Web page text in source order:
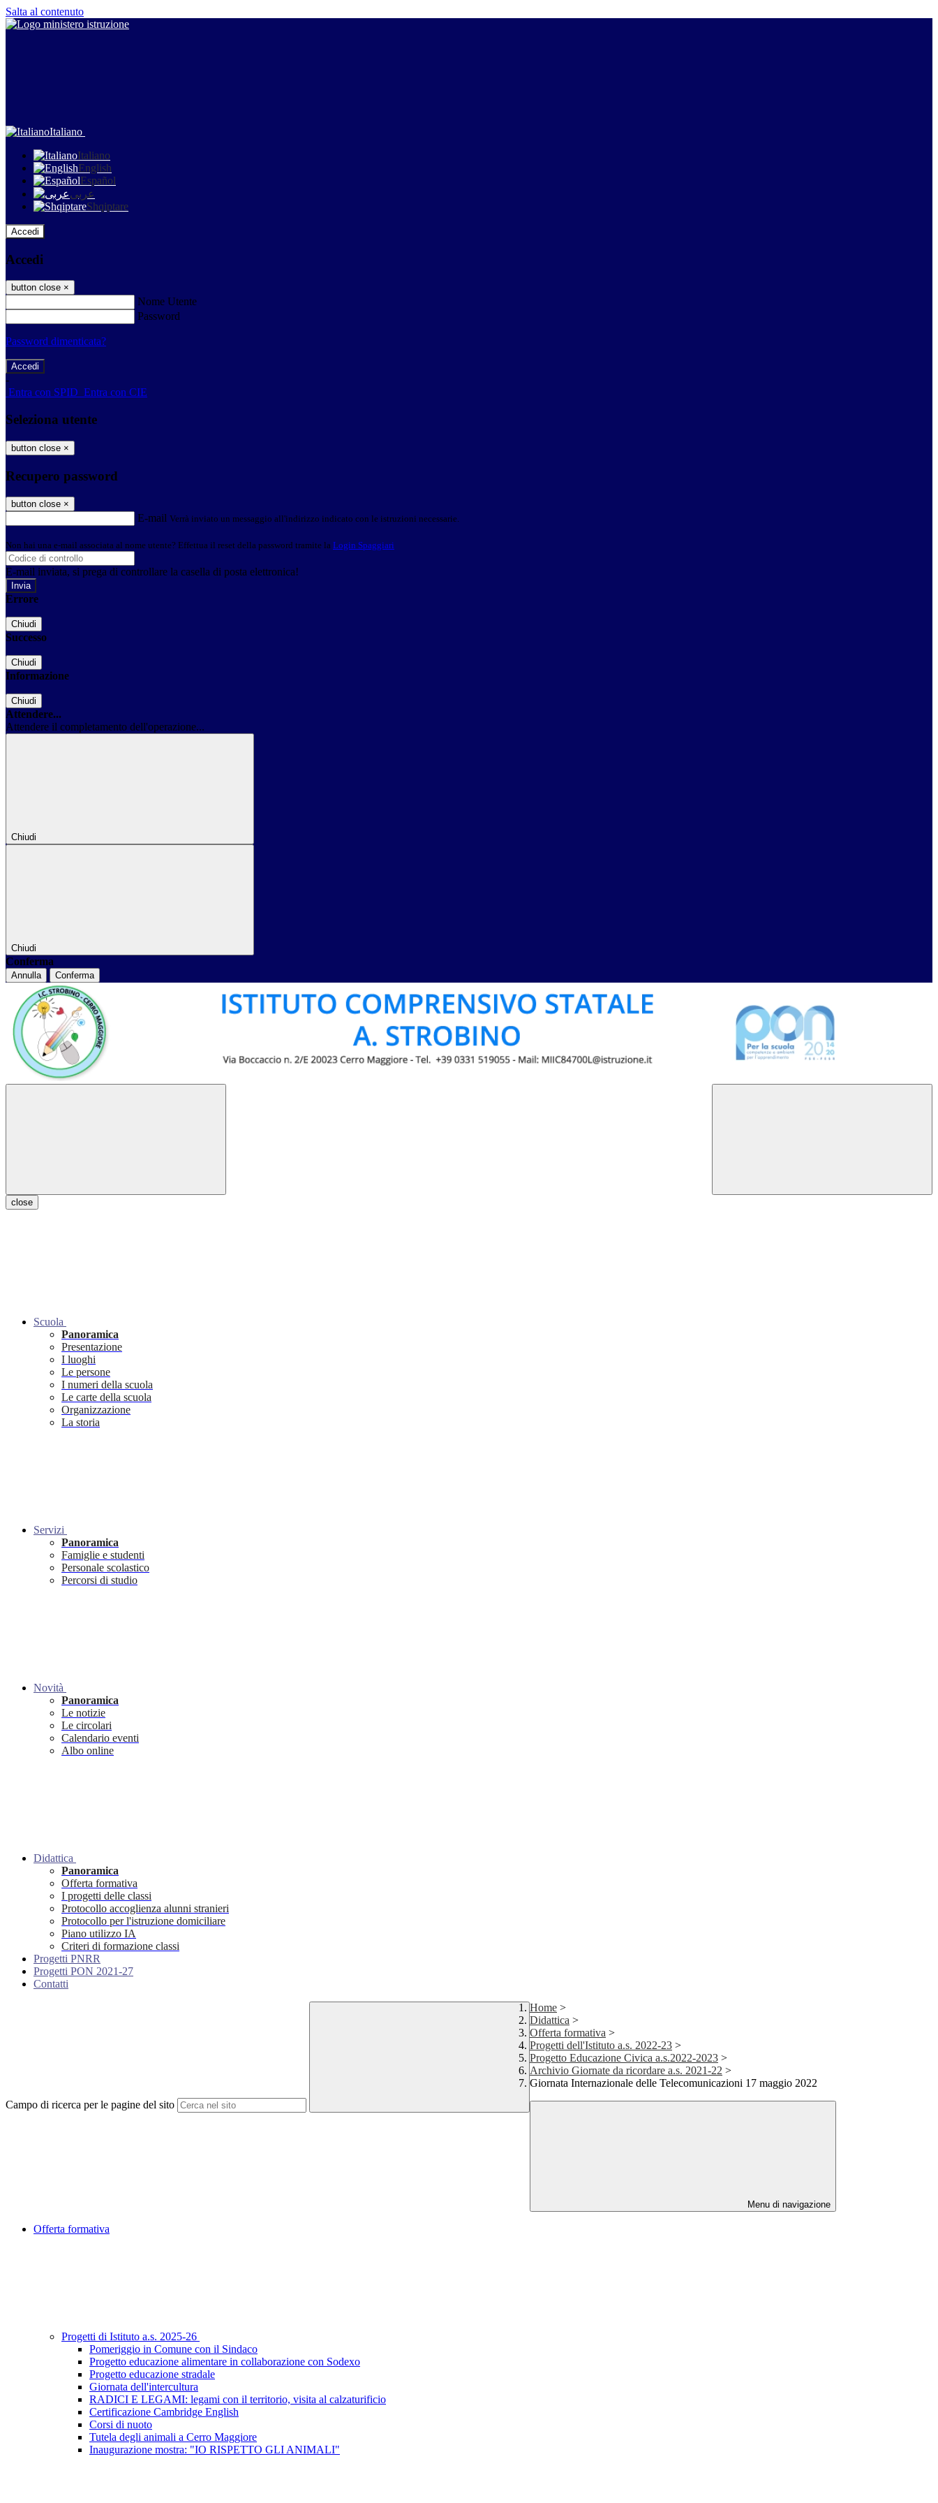
Salta al contenuto
Italiano
Italiano
English
Español
عربى
Shqiptare
Accedi
Accedi
button close ×
Nome Utente
Password
Password dimenticata?
-
Entra con SPID Entra con CIE
Seleziona utente
button close ×
Recupero password
button close ×
E-mail Verrà inviato un messaggio all'indirizzo indicato con le istruzioni necessarie.
Non hai una e-mail associata al nome utente? Effettua il reset della password tramite la Login Spaggiari
E-mail inviata, si prega di controllare la casella di posta elettronica!
Errore
Chiudi
Successo
Chiudi
Informazione
Chiudi
Attendere...
Attendere il completamento dell'operazione...
Chiudi
Chiudi
Conferma
Annulla Conferma
close
Scuola
Panoramica
Presentazione
I luoghi
Le persone
I numeri della scuola
Le carte della scuola
Organizzazione
La storia
Servizi
Panoramica
Famiglie e studenti
Personale scolastico
Percorsi di studio
Novità
Panoramica
Le notizie
Le circolari
Calendario eventi
Albo online
Didattica
Panoramica
Offerta formativa
I progetti delle classi
Protocollo accoglienza alunni stranieri
Protocollo per l'istruzione domiciliare
Piano utilizzo IA
Criteri di formazione classi
Progetti PNRR
Progetti PON 2021-27
Contatti
Campo di ricerca per le pagine del sito
Home >
Didattica >
Offerta formativa >
Progetti dell'Istituto a.s. 2022-23 >
Progetto Educazione Civica a.s.2022-2023 >
Archivio Giornate da ricordare a.s. 2021-22 >
Giornata Internazionale delle Telecomunicazioni 17 maggio 2022
Menu di navigazione
Offerta formativa
Progetti di Istituto a.s. 2025-26
Pomeriggio in Comune con il Sindaco
Progetto educazione alimentare in collaborazione con Sodexo
Progetto educazione stradale
Giornata dell'intercultura
RADICI E LEGAMI: legami con il territorio, visita al calzaturificio
Certificazione Cambridge English
Corsi di nuoto
Tutela degli animali a Cerro Maggiore
Inaugurazione mostra: "IO RISPETTO GLI ANIMALI"